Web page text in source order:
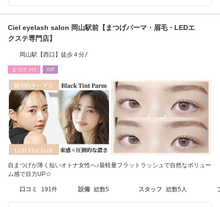
Ciel eyelash salon 岡山駅前【まつげパーマ・眉毛・LEDエ
クステ専門店】
岡山駅【西口】徒歩４分/
まつげ･ﾒｲｸ ｴｽﾃ
自まつげが薄く短いオトナ女性へ♪最軽量フラットラッシュで自然なボリュー
ム感で目力UP☆
口コミ 191件 設備 総数5 スタッフ 総数5人